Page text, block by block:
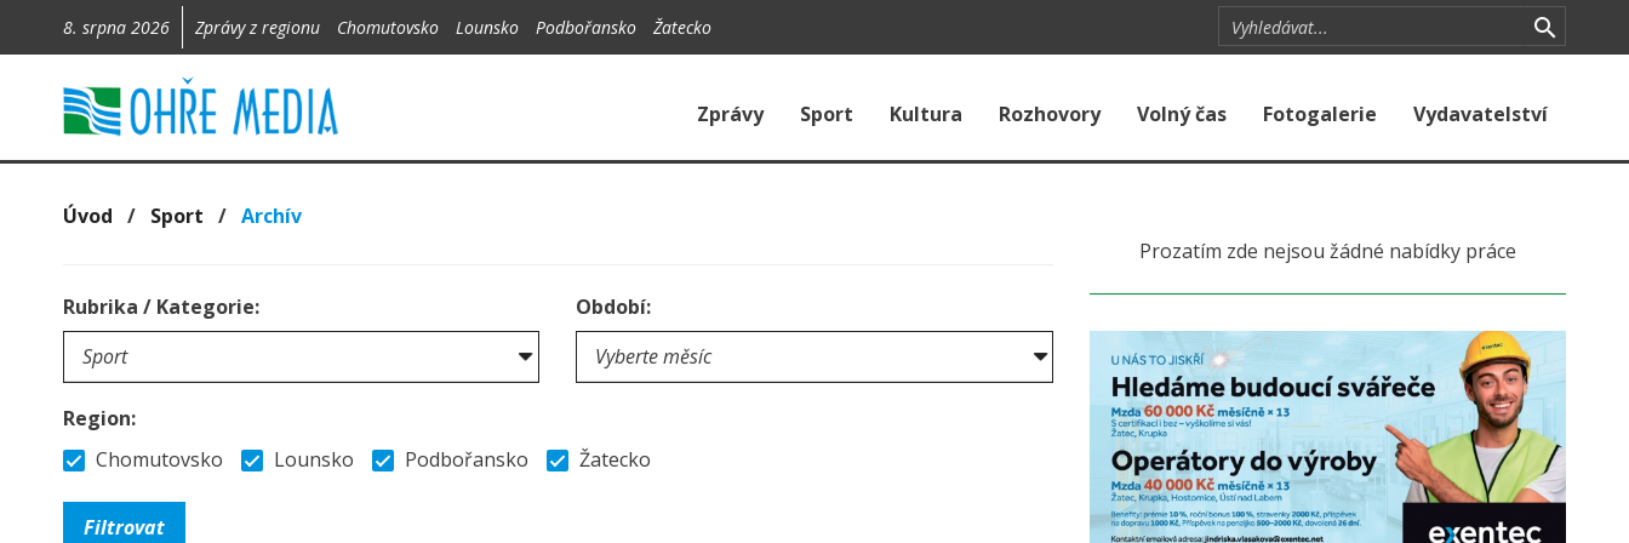
8. srpna 2026 Zprávy z regionu Chomutovsko Lounsko Podbořansko Žatecko
Zprávy Sport Kultura Rozhovory Volný čas Fotogalerie Vydavatelství
Úvod / Sport / Archív
Rubrika / Kategorie: Období:
Region:
Chomutovsko
Lounsko Podbořansko Žatecko
Prozatím zde nejsou žádné nabídky práce